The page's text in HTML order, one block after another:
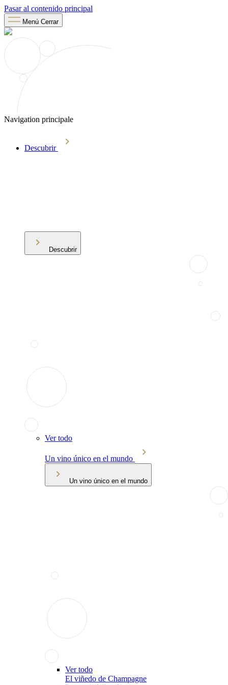
Pasar al contenido principal
Menú Cerrar
Navigation principale
Descubrir
Descubrir
Ver todo
Un vino único en el mundo
Un vino único en el mundo
Ver todo
El viñedo de Champagne